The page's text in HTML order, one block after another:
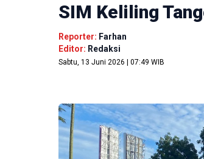
SIM Keliling
Reporter: Farhan
Editor: Redaksi
Sabtu, 13 Juni 2026 | 07:49 WIB